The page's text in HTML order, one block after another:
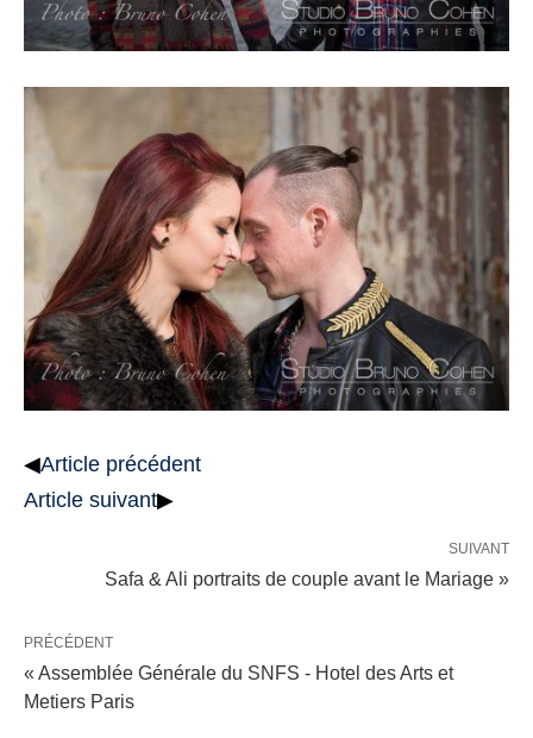
◀Article précédent
Article suivant▶
SUIVANT
Safa & Ali portraits de couple avant le Mariage »
PRÉCÉDENT
« Assemblée Générale du SNFS - Hotel des Arts et
Metiers Paris